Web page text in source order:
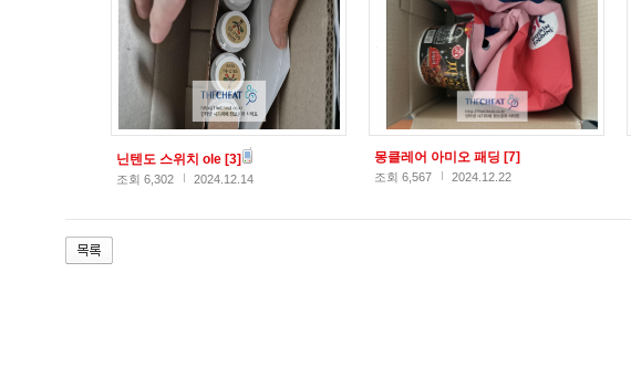
닌텐도 스위치 ole [3]
조회 6,302 2024.12.14
몽클레어 아미오 패딩 [7]
조회 6,567 2024.12.22